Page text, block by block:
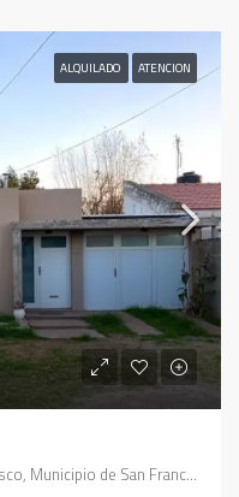
ALQUILADO ATENCION
1328, Los Olmos, El Prado, San Francisco, Municipio de San Francisco, Pedanía Juárez Celman, Departamento San Justo, Córdoba, X2400, Argentina